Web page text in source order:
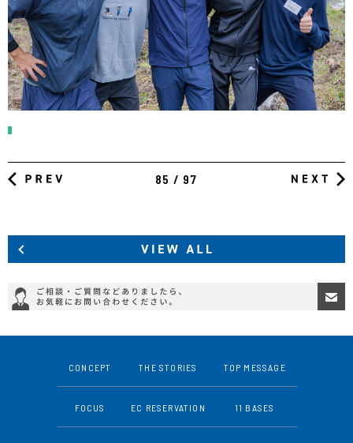
85 / 97
CONCEPT THE STORIES TOP MESSAGE
FOCUS EC RESERVATION 11 BASES